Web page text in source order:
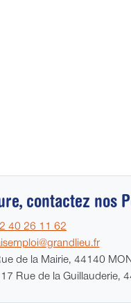
contactez nos
40 26 11 62
de la Mairie, 44140
Rue de la Guillauderie,